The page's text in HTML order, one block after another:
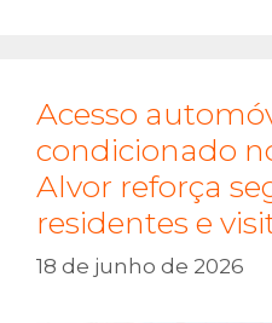
Acesso
condicionado
Alvor reforça
residentes e
18 de junho de 2026